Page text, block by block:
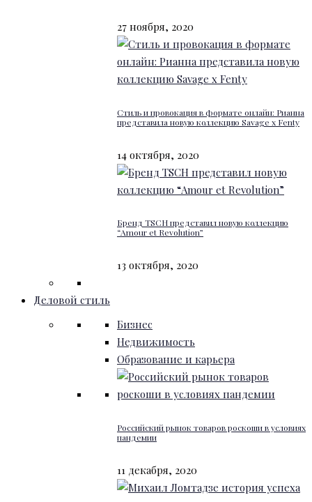
27 ноября, 2020
Стиль и провокация в формате онлайн: Рианна
представила новую коллекцию Savage x Fenty
14 октября, 2020
Бренд TSCH представил новую коллекцию
“Amour et Revolution”
13 октября, 2020
Деловой стиль
Бизнес
Недвижимость
Образование и карьера
Российский рынок товаров роскоши в условиях
пандемии
11 декабря, 2020